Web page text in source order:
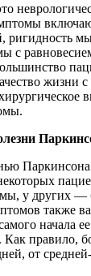
ригидность
с
жизни
у других —
также
начала
правило,
от